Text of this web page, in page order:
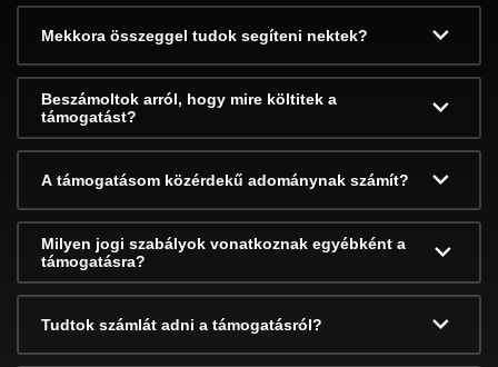
Mekkora összeggel tudok segíteni nektek?
Beszámoltok arról, hogy mire költitek a
támogatást?
A támogatásom közérdekű adománynak számít?
Milyen jogi szabályok vonatkoznak egyébként a
támogatásra?
Tudtok számlát adni a támogatásról?